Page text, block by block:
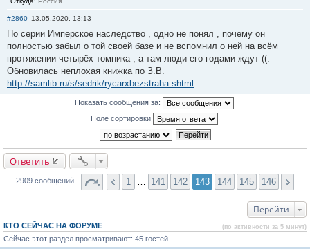
#2860 13.05.2020, 13:13
По серии Имперское наследство , одно не понял , почему он
полностью забыл о той своей базе и не вспомнил о ней на всём
протяжении четырёх томника , а там люди его годами ждут ((.
Обновилась неплохая книжка по З.В.
http://samlib.ru/s/sedrik/rycarxbezstraha.shtml
Показать сообщения за:
Поле сортировки
Ответить
2909 сообщений 1 … 141 142 143 144 145 146
Перейти
КТО СЕЙЧАС НА ФОРУМЕ (по активности за 5 минут)
Сейчас этот раздел просматривают: 45 гостей